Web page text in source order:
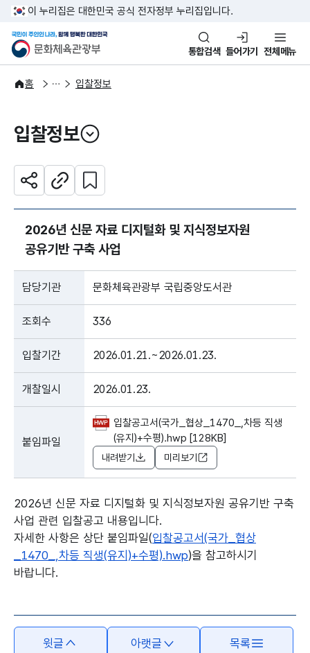
본문 바로가기
주메뉴 바로가기
이 누리집은 대한민국 공식 전자정부 누리집입니다.
문화체육관광부
국민이 주인인 나라, 함께 행복
통합검색 들어가기 전체메뉴
홈
알림·소식
알림 입찰정보
입찰정보
열기
공유하기주소복사
관심 콘텐츠 설정하기
2026년 신문 자료 디지털화 및 지식정보자원
공유기반 구축 사업
담당기관 문화체육관광부 국립중앙도서관
조회수 336
입찰기간 2026.01.21.~2026.01.23.
개찰일시 2026.01.23.
붙임파일
입찰공고서(국가_협상_1470_,차등 직생
(유지)+수평).hwp [128KB]
내려받기 미리보기
2026년 신문 자료 디지털화 및 지식정보자원 공유기반 구축
사업 관련 입찰공고 내용입니다.
자세한 사항은 상단 붙임파일(입찰공고서(국가_협상
_1470_,차등 직생(유지)+수평).hwp)을 참고하시기
바랍니다.
윗글 아랫글 목록